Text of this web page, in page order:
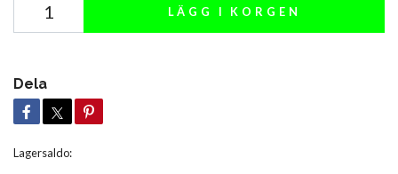
LÄGG I KORGEN
Dela
Lagersaldo: